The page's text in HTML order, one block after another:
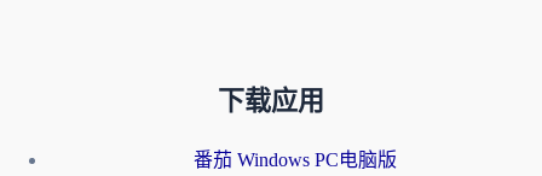
下载应用
番茄 Windows PC电脑版